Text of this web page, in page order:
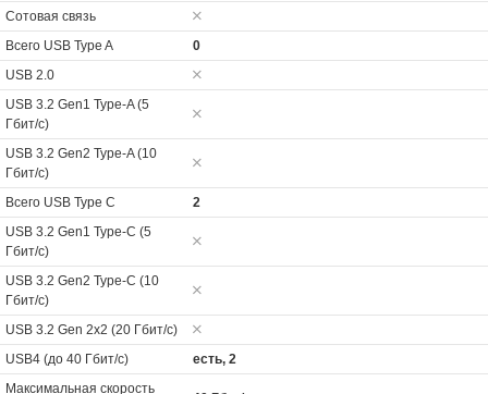
Сотовая связь
Всего USB Type A
0
USB 2.0
USB 3.2 Gen1 Type-A (5
Гбит/с)
USB 3.2 Gen2 Type-A (10
Гбит/с)
Всего USB Type C
2
USB 3.2 Gen1 Type-C (5
Гбит/с)
USB 3.2 Gen2 Type-C (10
Гбит/с)
USB 3.2 Gen 2x2 (20 Гбит/с)
USB4 (до 40 Гбит/с)
есть, 2
Максимальная скорость